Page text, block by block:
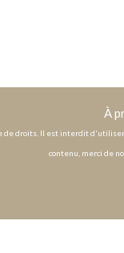
À
de droits. Il est interdit
contenu, merci de